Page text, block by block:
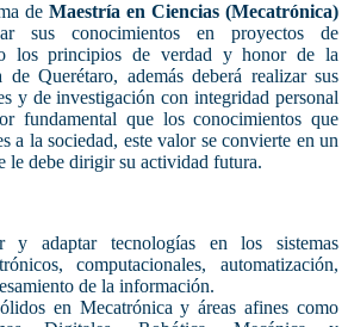
de Maestría en Ciencias (Mecatrónica)
sus conocimientos en proyectos de
los principios de verdad y honor de la
Querétaro, además deberá realizar sus
y de investigación con integridad personal
fundamental que los conocimientos que
a la sociedad, este valor se convierte en un
le debe dirigir su actividad futura.
y adaptar tecnologías en los sistemas
computacionales, automatización,
de la información.
en Mecatrónica y áreas afines como